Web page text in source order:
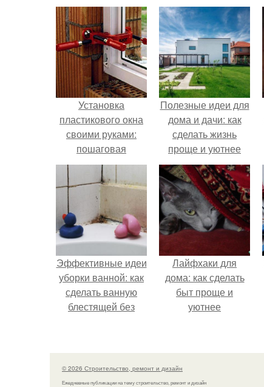
Установка
пластикового окна
своими руками:
пошаговая
инструкция
Полезные идеи для
дома и дачи: как
сделать жизнь
проще и уютнее
Эффективные идеи
уборки ванной: как
сделать ванную
блестящей без
Лайфхаки для
дома: как сделать
быт проще и
уютнее
© 2026 Строительство, ремонт и дизайн
Ежедневные публикации на тему строительство, ремонт и дизайн